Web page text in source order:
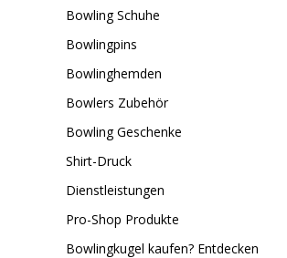
Bowling Schuhe
Bowlingpins
Bowlinghemden
Bowlers Zubehör
Bowling Geschenke
Shirt-Druck
Dienstleistungen
Pro-Shop Produkte
Bowlingkugel kaufen? Entdecken